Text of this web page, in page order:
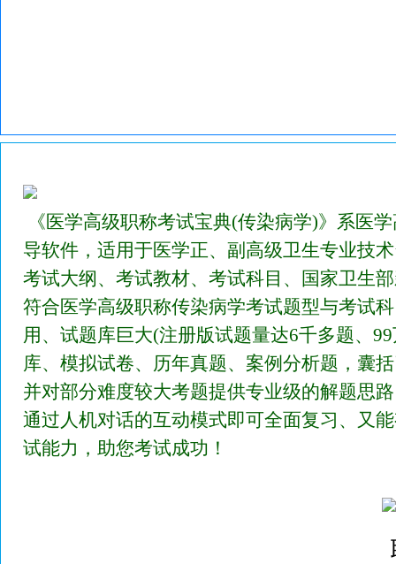
《医学高级职称考试宝典(传染病学)》系医
导软件，适用于医学正、副高级卫生专业技
考试大纲、考试教材、考试科目、国家卫生
符合医学高级职称传染病学考试题型与考试
用、试题库巨大(注册版试题量达6千多题、
库、模拟试卷、历年真题、案例分析题，囊
并对部分难度较大考题提供专业级的解题思
通过人机对话的互动模式即可全面复习、又
试能力，助您考试成功！